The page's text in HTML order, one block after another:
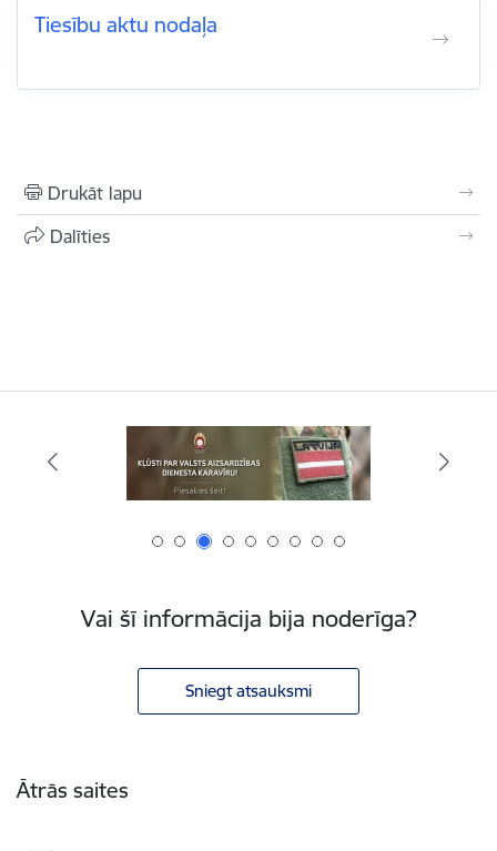
Tiesību aktu nodaļa
Drukāt lapu
Dalīties
Vai šī informācija bija noderīga?
Sniegt atsauksmi
Ātrās saites